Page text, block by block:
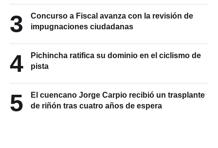
3
Concurso a Fiscal avanza con la revisión de
impugnaciones ciudadanas
4
Pichincha ratifica su dominio en el ciclismo de
pista
5
El cuencano Jorge Carpio recibió un trasplante
de riñón tras cuatro años de espera